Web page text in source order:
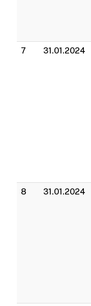
7 31.01.2024
8 31.01.2024